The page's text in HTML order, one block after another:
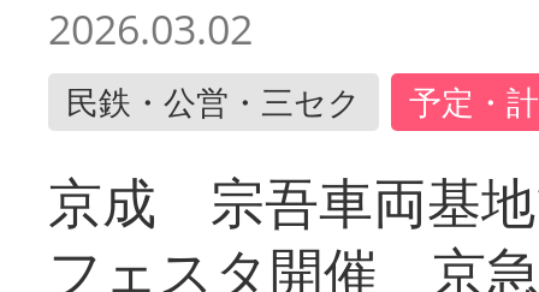
2026.03.02
民鉄・公営・三セク 予定・
京成 宗吾車両基
フェスタ開催 京